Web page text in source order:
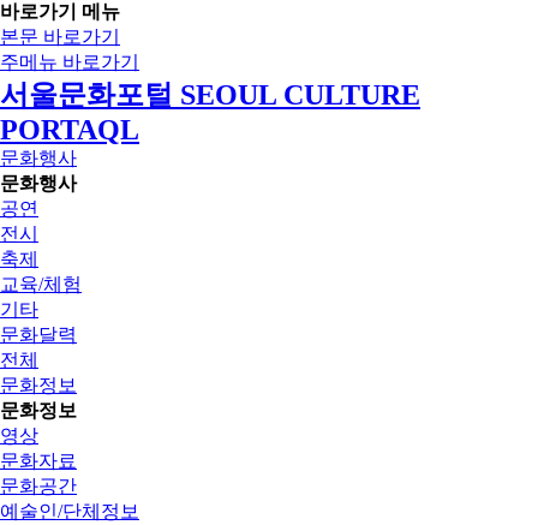
바로가기 메뉴
본문 바로가기
주메뉴 바로가기
서울문화포털 SEOUL CULTURE
PORTAQL
문화행사
문화행사
공연
전시
축제
교육/체험
기타
문화달력
전체
문화정보
문화정보
영상
문화자료
문화공간
예술인/단체정보